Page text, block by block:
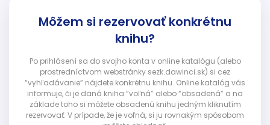
Môžem si rezervovať konkrétnu
knihu?
Po prihlásení sa do svojho konta v online katalógu (alebo
prostredníctvom webstránky sezk.dawinci.sk) si cez
“vyhľadávanie” nájdete konkrétnu knihu. Online katalóg vás
informuje, či je daná kniha “voľná” alebo “obsadená” a na
základe toho si môžete obsadenú knihu jedným kliknutím
rezervovať. V prípade, že je voľná, si ju rovnakým spôsobom